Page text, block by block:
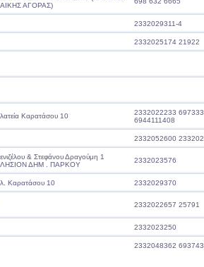
ΑΓΟΡΑΣ)
2332029311-4
2332025174 21922
Καρατάσου 10
2332022233
6944111408
2332052600
& Στεφάνου Δραγούμη 1
ΔΗΜ . ΠΑΡΚΟΥ
2332023576
Καρατάσου 10 2332029370
2332022657 25791
2332023250
2332048362